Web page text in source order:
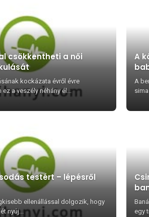
csökkentheti a női
kockázata évről évre
a veszély néhány él...
A
A
testért – lépésről
ellenállással dolgozik, hogy
nyúj...
egy